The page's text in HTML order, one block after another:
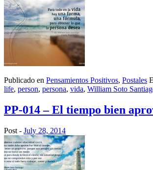
Publicado en Pensamientos Positivos, Postales
life, person, persona, vida, William Soto
PP-014 – El tiempo bien
Post - July 28, 2014